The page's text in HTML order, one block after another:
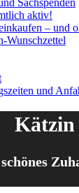
Sachspenden
aktiv!
– und
Wunschzettel
und
Kätzin